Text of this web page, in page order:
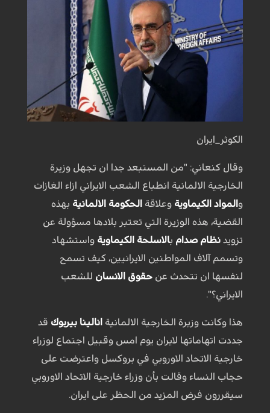
الكوثر_ايران
وقال كنعاني: "من المستبعد جدا ان تجهل وزيرة
الخارجية الالمانية انطباع الشعب الايراني ازاء الغازات
و المواد الكيماوية وعلاقة الحكومة الالمانية بهذه
القضية، هذه الوزيرة التي تعتبر بلادها مسؤولة عن
تزويد نظام صدام بالاسلحة الكيماوية واستشهاد
وتسمم آلاف المواطنين الايرانيين، كيف تسمح
لنفسها ان تتحدث عن حقوق الانسان للشعب
الايراني؟".
هذا وكانت وزيرة الخارجية الالمانية انالينا بيربوك قد
جددت اتهاماتها لايران يوم امس وقبيل اجتماع لوزراء
خارجية الاتحاد الاوروبي في بروكسل واعترضت على
حجاب النساء وقالت بأن وزراء خارجية الاتحاد الاوروبي
سيقررون فرض المزيد من الحظر على ايران.